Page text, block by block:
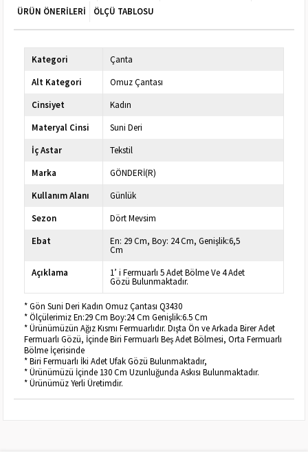
ÜRÜN ÖNERILERI
ÖLÇÜ TABLOSU
Kategori
Çanta
Alt Kategori
Omuz Çantası
Cinsiyet
Kadın
Materyal Cinsi
Suni Deri
İç Astar
Tekstil
Marka
GÖNDERİ(R)
Kullanım Alanı
Günlük
Sezon
Dört Mevsim
Ebat
En: 29 Cm, Boy: 24 Cm, Genişlik:6,5
Cm
Açıklama
1’ i Fermuarlı 5 Adet Bölme Ve 4 Adet
Gözü Bulunmaktadır.
* Gön Suni Deri Kadın Omuz Çantası Q3430
* Ölçülerimiz En:29 Cm Boy:24 Cm Genişlik:6.5 Cm
* Ürünümüzün Ağız Kısmı Fermuarlıdır. Dışta Ön ve Arkada Birer Adet
Fermuarlı Gözü, İçinde Biri Fermuarlı Beş Adet Bölmesi, Orta Fermuarlı
Bölme İçerisinde
* Biri Fermuarlı İki Adet Ufak Gözü Bulunmaktadır,
* Ürünümüzü İçinde 130 Cm Uzunluğunda Askısı Bulunmaktadır.
* Ürünümüz Yerli Üretimdir.